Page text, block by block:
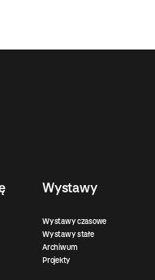
Wystawy
Wystawy czasowe
Wystawy stałe
Archiwum
Projekty